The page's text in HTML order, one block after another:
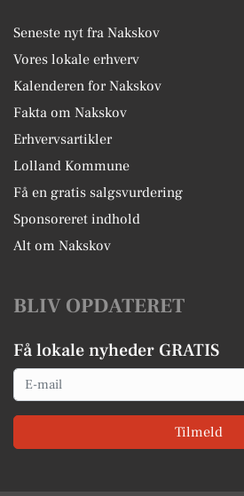
Seneste nyt fra Nakskov
Vores lokale erhverv
Kalenderen for Nakskov
Fakta om Nakskov
Erhvervsartikler
Lolland Kommune
Få en gratis salgsvurdering
Sponsoreret indhold
Alt om Nakskov
BLIV OPDATERET
Få lokale nyheder GRATIS
Email
Tilmeld